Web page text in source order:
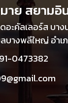
าย สยามอิ
อะคัลเลอร์ส บาง
บางพลีใหญ่ อำเ
0473382